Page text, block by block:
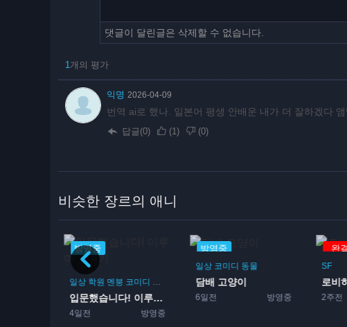
댓글이 달린글은 삭제할 수 없습니다.
1 개의 평가
익명 2026-04-09
번역 ai로 했나. 일본어 평생 안배운 내가 더 잘하겠다 앰
답글(0) (1 ) (0)
비슷한 장르의 애니
방영중
일상 학원 멘붕 코미디 악마 판타지 마법
입문했습니다! 이루마 군 4...
4일전 방영중
방영중
일상 코미디 동물
담배 고양이
6일전 방영중
완결
SF
로비
2주전